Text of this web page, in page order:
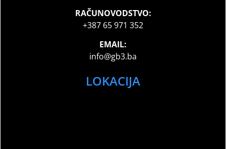
RAČUNOVODSTVO:
+387 65 971 352
EMAIL:
info@gb3.ba
LOKACIJA